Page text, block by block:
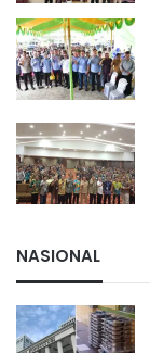
NASIONAL